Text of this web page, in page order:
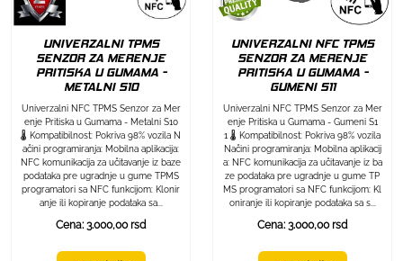
UNIVERZALNI TPMS
SENZOR ZA MERENJE
PRITISKA U GUMAMA -
METALNI S10
Univerzalni NFC TPMS Senzor za Mer
enje Pritiska u Gumama - Metalni S10
🌡️ Kompatibilnost: Pokriva 98% vozila N
ačini programiranja: Mobilna aplikacija:
NFC komunikacija za učitavanje iz baze
podataka pre ugradnje u gume TPMS
programatori sa NFC funkcijom: Klonir
anje ili kopiranje podataka sa...
Cena: 3.000,00 rsd
UNIVERZALNI NFC TPMS
SENZOR ZA MERENJE
PRITISKA U GUMAMA -
GUMENI S11
Univerzalni NFC TPMS Senzor za Mer
enje Pritiska u Gumama - Gumeni S1
1 🌡️ Kompatibilnost: Pokriva 98% vozila
Načini programiranja: Mobilna aplikacij
a: NFC komunikacija za učitavanje iz ba
ze podataka pre ugradnje u gume TP
MS programatori sa NFC funkcijom: Kl
oniranje ili kopiranje podataka sa s...
Cena: 3.000,00 rsd